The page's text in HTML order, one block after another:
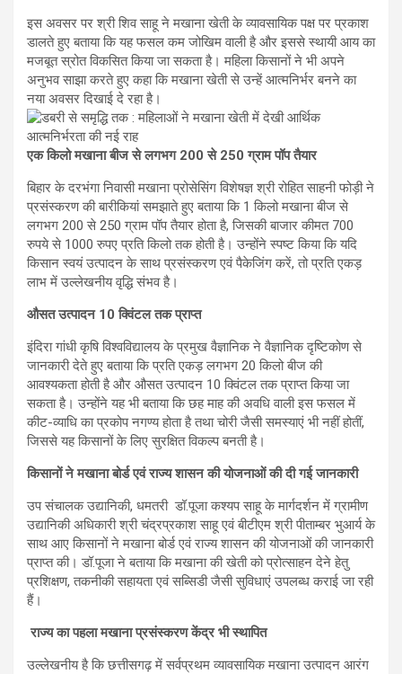
इस अवसर पर श्री शिव साहू ने मखाना खेती के व्यावसायिक पक्ष पर प्रकाश
डालते हुए बताया कि यह फसल कम जोखिम वाली है और इससे स्थायी आय का
मजबूत स्रोत विकसित किया जा सकता है। महिला किसानों ने भी अपने
अनुभव साझा करते हुए कहा कि मखाना खेती से उन्हें आत्मनिर्भर बनने का
नया अवसर दिखाई दे रहा है।
एक किलो मखाना बीज से लगभग 200 से 250 ग्राम पॉप तैयार
बिहार के दरभंगा निवासी मखाना प्रोसेसिंग विशेषज्ञ श्री रोहित साहनी फोड़ी ने
प्रसंस्करण की बारीकियां समझाते हुए बताया कि 1 किलो मखाना बीज से
लगभग 200 से 250 ग्राम पॉप तैयार होता है, जिसकी बाजार कीमत 700
रुपये से 1000 रुपए प्रति किलो तक होती है। उन्होंने स्पष्ट किया कि यदि
किसान स्वयं उत्पादन के साथ प्रसंस्करण एवं पैकेजिंग करें, तो प्रति एकड़
लाभ में उल्लेखनीय वृद्धि संभव है।
औसत उत्पादन 10 क्विंटल तक प्राप्त
इंदिरा गांधी कृषि विश्वविद्यालय के प्रमुख वैज्ञानिक ने वैज्ञानिक दृष्टिकोण से
जानकारी देते हुए बताया कि प्रति एकड़ लगभग 20 किलो बीज की
आवश्यकता होती है और औसत उत्पादन 10 क्विंटल तक प्राप्त किया जा
सकता है। उन्होंने यह भी बताया कि छह माह की अवधि वाली इस फसल में
कीट-व्याधि का प्रकोप नगण्य होता है तथा चोरी जैसी समस्याएं भी नहीं होतीं,
जिससे यह किसानों के लिए सुरक्षित विकल्प बनती है।
किसानों ने मखाना बोर्ड एवं राज्य शासन की योजनाओं की दी गई जानकारी
उप संचालक उद्यानिकी, धमतरी डॉ.पूजा कश्यप साहू के मार्गदर्शन में ग्रामीण
उद्यानिकी अधिकारी श्री चंद्रप्रकाश साहू एवं बीटीएम श्री पीताम्बर भुआर्य के
साथ आए किसानों ने मखाना बोर्ड एवं राज्य शासन की योजनाओं की जानकारी
प्राप्त की। डॉ.पूजा ने बताया कि मखाना की खेती को प्रोत्साहन देने हेतु
प्रशिक्षण, तकनीकी सहायता एवं सब्सिडी जैसी सुविधाएं उपलब्ध कराई जा रही
हैं।
राज्य का पहला मखाना प्रसंस्करण केंद्र भी स्थापित
उल्लेखनीय है कि छत्तीसगढ़ में सर्वप्रथम व्यावसायिक मखाना उत्पादन आरंग